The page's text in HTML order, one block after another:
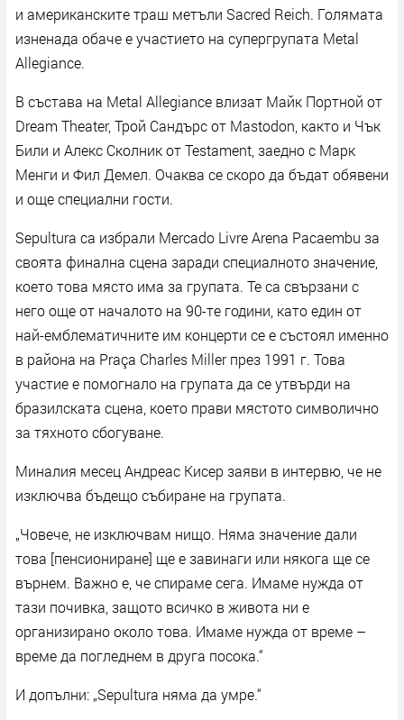
и американските траш метъли Sacred Reich. Голямата
изненада обаче е участието на супергрупата Metal
Allegiance.
В състава на Metal Allegiance влизат Майк Портной от
Dream Theater, Трой Сандърс от Mastodon, както и Чък
Били и Алекс Сколник от Testament, заедно с Марк
Менги и Фил Демел. Очаква се скоро да бъдат обявени
и още специални гости.
Sepultura са избрали Mercado Livre Arena Pacaembu за
своята финална сцена заради специалното значение,
което това място има за групата. Те са свързани с
него още от началото на 90-те години, като един от
най-емблематичните им концерти се е състоял именно
в района на Praça Charles Miller през 1991 г. Това
участие е помогнало на групата да се утвърди на
бразилската сцена, което прави мястото символично
за тяхното сбогуване.
Миналия месец Андреас Кисер заяви в интервю, че не
изключва бъдещо събиране на групата.
„Човече, не изключвам нищо. Няма значение дали
това [пенсиониране] ще е завинаги или някога ще се
върнем. Важно е, че спираме сега. Имаме нужда от
тази почивка, защото всичко в живота ни е
организирано около това. Имаме нужда от време –
време да погледнем в друга посока.“
И допълни: „Sepultura няма да умре.“